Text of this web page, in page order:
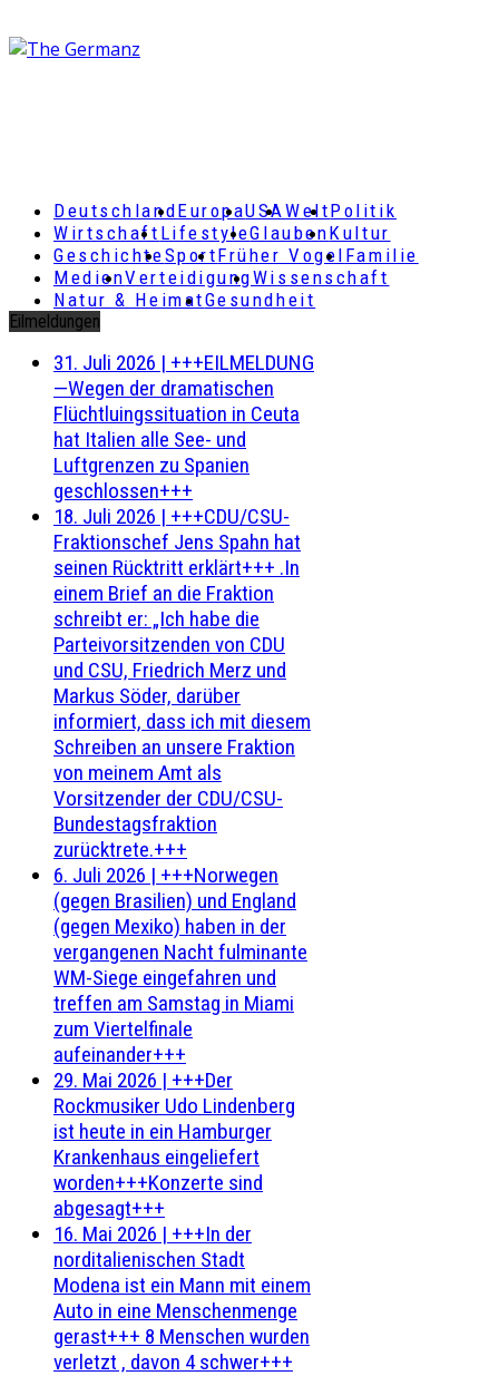
DeutschlandEuropaUSAWeltPolitik
Wirtschaft LifestyleGlaubenKultur
GeschichteSportFrüher Vogel Familie
MedienVerteidigungWissenschaft
Natur & HeimatGesundheit
Eilmeldungen
31. Juli 2026 | +++EILMELDUNG
—Wegen der dramatischen
Flüchtluingssituation in Ceuta
hat Italien alle See- und
Luftgrenzen zu Spanien
geschlossen+++
18. Juli 2026 | +++CDU/CSU-
Fraktionschef Jens Spahn hat
seinen Rücktritt erklärt+++ .In
einem Brief an die Fraktion
schreibt er: „Ich habe die
Parteivorsitzenden von CDU
und CSU, Friedrich Merz und
Markus Söder, darüber
informiert, dass ich mit diesem
Schreiben an unsere Fraktion
von meinem Amt als
Vorsitzender der CDU/CSU-
Bundestagsfraktion
zurücktrete.+++
6. Juli 2026 | +++Norwegen
(gegen Brasilien) und England
(gegen Mexiko) haben in der
vergangenen Nacht fulminante
WM-Siege eingefahren und
treffen am Samstag in Miami
zum Viertelfinale
aufeinander+++
29. Mai 2026 | +++Der
Rockmusiker Udo Lindenberg
ist heute in ein Hamburger
Krankenhaus eingeliefert
worden+++Konzerte sind
abgesagt+++
16. Mai 2026 | +++In der
norditalienischen Stadt
Modena ist ein Mann mit einem
Auto in eine Menschenmenge
gerast+++ 8 Menschen wurden
verletzt , davon 4 schwer+++